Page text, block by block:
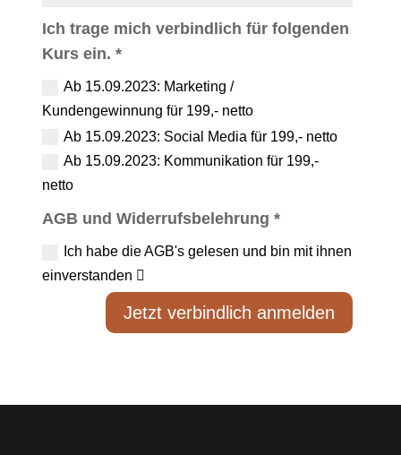
Ich trage mich verbindlich für folgenden
Kurs ein. *
Ab 15.09.2023: Marketing /
Kundengewinnung für 199,- netto
Ab 15.09.2023: Social Media für 199,- netto
Ab 15.09.2023: Kommunikation für 199,-
netto
AGB und Widerrufsbelehrung *
Ich habe die AGB's gelesen und bin mit ihnen
einverstanden
Jetzt verbindlich anmelden